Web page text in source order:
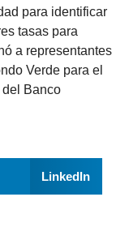
para identificar
tasas para
a representantes
Verde para el
del Banco
LinkedIn